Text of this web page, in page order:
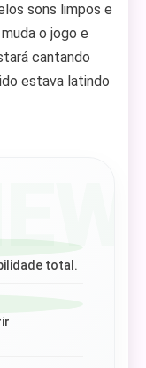
sons limpos e
o jogo e
cantando
estava latindo
total.